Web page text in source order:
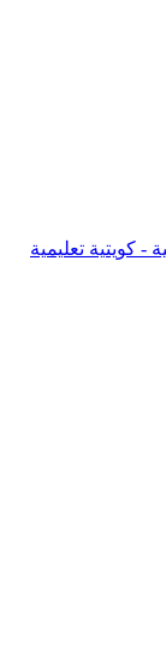
- كويتية تعليمية